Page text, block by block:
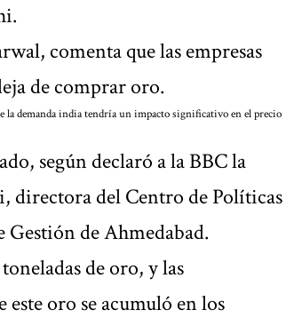
comenta que las empresas
de comprar oro.
la demanda india tendría un impacto significativo en el precio
según declaró a la BBC la
directora del Centro de Políticas
de Ahmedabad.
de oro, y las
oro se acumuló en los